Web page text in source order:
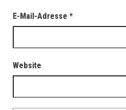
E-Mail-Adresse *
Website